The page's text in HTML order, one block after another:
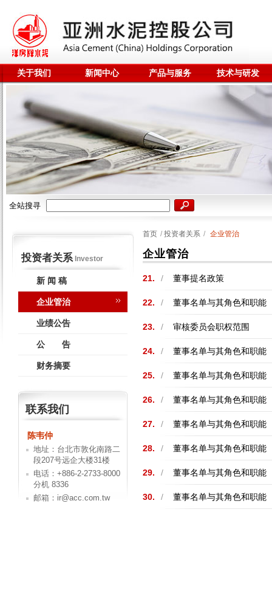
关于我们 新闻中心 产品与服务 技术与研发
全站搜寻
投资者关系Investor
新 闻 稿
企业管治
业绩公告
公 告
财务摘要
联系我们
陈韦仲
地址：台北市敦化南路二
段207号远企大楼31楼
电话：+886-2-2733-8000
分机 8336
邮箱：ir@acc.com.tw
首页 / 投资者关系 / 企业管治
企业管治
21. / 董事提名政策
22. / 董事名单与其角色和职能
23. / 审核委员会职权范围
24. / 董事名单与其角色和职能
25. / 董事名单与其角色和职能
26. / 董事名单与其角色和职能
27. / 董事名单与其角色和职能
28. / 董事名单与其角色和职能
29. / 董事名单与其角色和职能
30. / 董事名单与其角色和职能